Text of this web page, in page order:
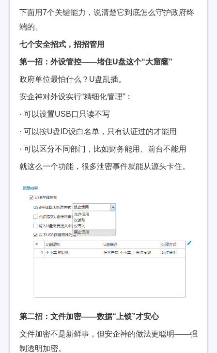
下面用7个关键能力，说清楚它到底怎么守护政府终
端的。
七个安全招式，招招管用
第一招：外设管控——堵住U盘这个“大窟窿”
政府单位最怕什么？U盘乱插。
安企神对外设实行“精细化管理”：
· 可以设置USB口只读不写
· 可以按U盘ID设白名单，只有认证过的才能用
· 可以区分不同部门，比如财务能用、前台不能用
就这么一个功能，很多泄密事件就能从源头卡住。
第二招：文件加密——数据“上锁”才安心
文件加密不是新鲜事，但安企神的做法更聪明——强
制透明加密。